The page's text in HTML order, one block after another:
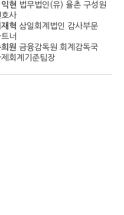
익현 법무법인(유) 율촌 구성원
호사
재혁 삼일회계법인 감사부문
너
원 금융감독원 회계감독국
회계기준팀장